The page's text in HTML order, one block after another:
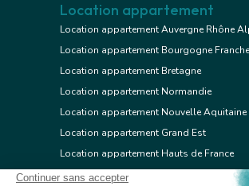
Location appartement
Location appartement Auvergne Rhône
Location appartement Bourgogne
Location appartement Bretagne
Location appartement Normandie
Location appartement Nouvelle Aquitaine
Location appartement Grand Est
Location appartement Hauts de France
Location appartement Ile de France